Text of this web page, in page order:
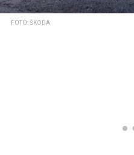
FOTO: ŠKODA